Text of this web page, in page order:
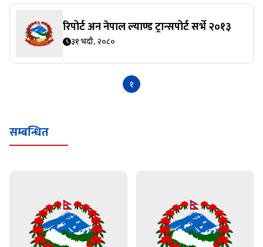
रिपोर्ट अन नेपाल ल्याण्ड ट्रान्सपोर्ट सर्भे २०१३
३१ भदौ, २०८०
१
सम्बन्धित